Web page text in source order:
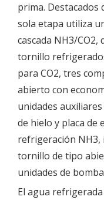
prima. Destacados
sola etapa utiliza
cascada NH3/
tornillo
para CO2, tres
abierto con
unidades
de hielo y placa de
refrigeración NH3,
tornillo de tipo
unidades de
El agua